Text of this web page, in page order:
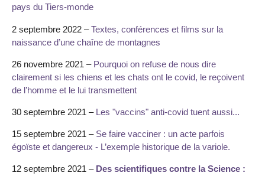
pays du Tiers-monde
2 septembre 2022 –Textes, conférences et films sur la
naissance d’une chaîne de montagnes
26 novembre 2021 – Pourquoi on refuse de nous dire
clairement si les chiens et les chats ont le covid, le reçoivent
de l’homme et le lui transmettent
30 septembre 2021 – Les "vaccins" anti-covid tuent aussi...
15 septembre 2021 – Se faire vacciner : un acte parfois
égoïste et dangereux - L’exemple historique de la variole.
12 septembre 2021 – Des scientifiques contre la Science :